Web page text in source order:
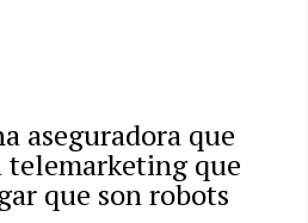
aseguradora que
telemarketing que
que son robots